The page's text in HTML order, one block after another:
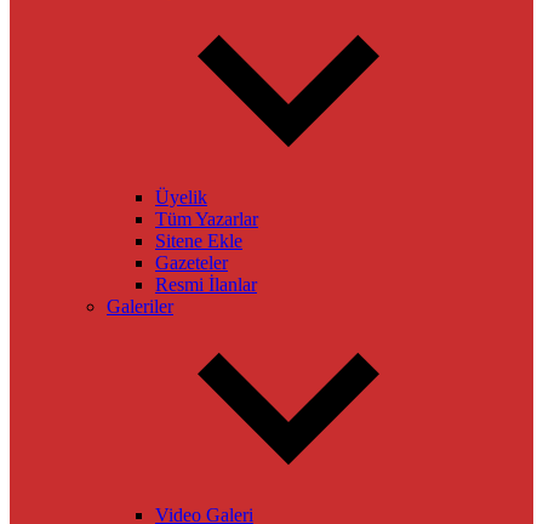
Üyelik
Tüm Yazarlar
Sitene Ekle
Gazeteler
Resmi İlanlar
Galeriler
Video Galeri